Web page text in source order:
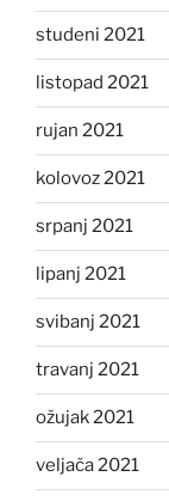
studeni 2021
listopad 2021
rujan 2021
kolovoz 2021
srpanj 2021
lipanj 2021
svibanj 2021
travanj 2021
ožujak 2021
veljača 2021